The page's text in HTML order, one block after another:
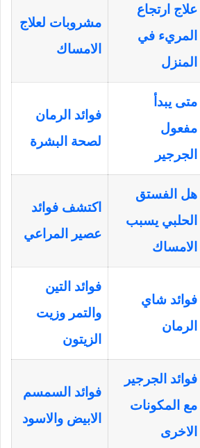
علاج ارتجاع
المريء في
المنزل
مشروبات لعلاج
الامساك
متى يبدأ
مفعول
الجرجير
فوائد الرمان
لصحة البشرة
هل الفستق
الحلبي يسبب
الامساك
اكتشف فوائد
عصير المراعي
فوائد شاي
الرمان
فوائد التين
والتمر وزيت
الزيتون
فوائد الجرجير
مع المكونات
الاخرى
فوائد السمسم
الابيض والاسود